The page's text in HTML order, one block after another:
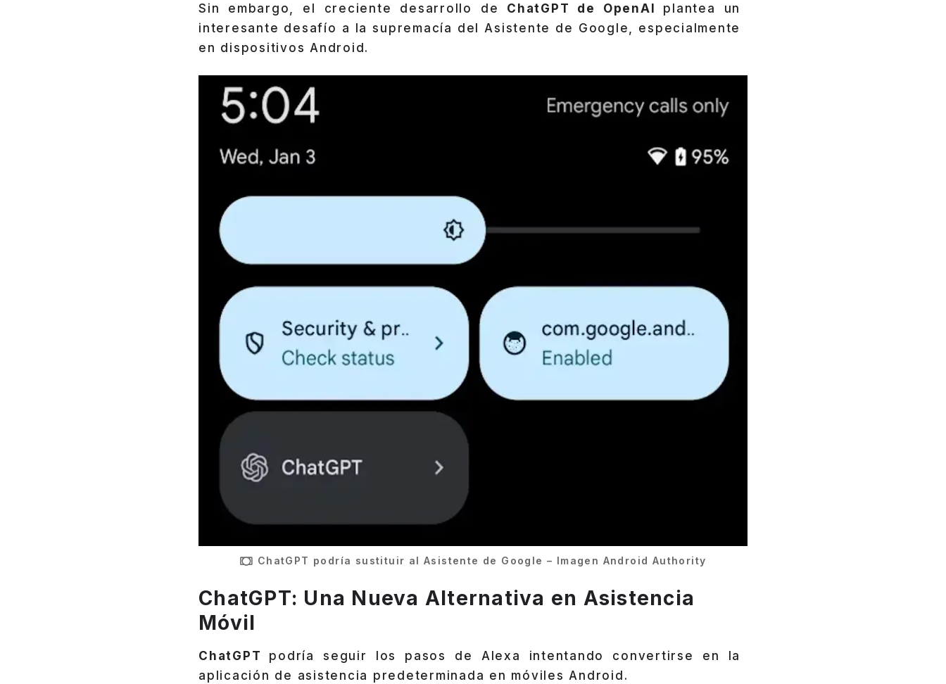
Sin embargo, el creciente desarrollo de ChatGPT de OpenAI plantea un
interesante desafío a la supremacía del Asistente de Google, especialmente
en dispositivos Android.
ChatGPT podría sustituir al Asistente de Google – Imagen Android Authority
ChatGPT: Una Nueva Alternativa en Asistencia
Móvil
ChatGPT podría seguir los pasos de Alexa intentando convertirse en la
aplicación de asistencia predeterminada en móviles Android.